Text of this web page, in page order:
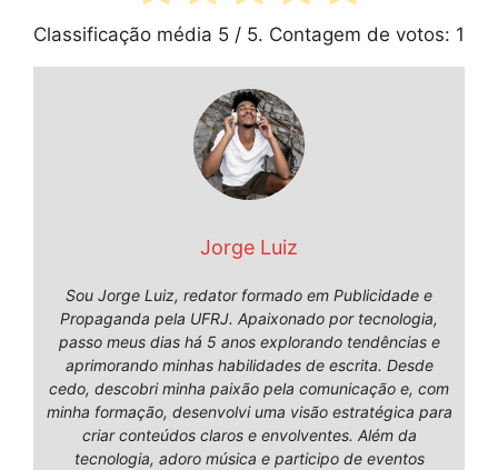
Classificação média 5 / 5. Contagem de votos: 1
Jorge Luiz
Sou Jorge Luiz, redator formado em Publicidade e
Propaganda pela UFRJ. Apaixonado por tecnologia,
passo meus dias há 5 anos explorando tendências e
aprimorando minhas habilidades de escrita. Desde
cedo, descobri minha paixão pela comunicação e, com
minha formação, desenvolvi uma visão estratégica para
criar conteúdos claros e envolventes. Além da
tecnologia, adoro música e participo de eventos